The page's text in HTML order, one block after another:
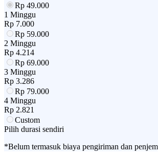
Rp 49.000
1 Minggu
Rp 7.000
Rp 59.000
2 Minggu
Rp 4.214
Rp 69.000
3 Minggu
Rp 3.286
Rp 79.000
4 Minggu
Rp 2.821
Custom
Pilih durasi sendiri
*Belum termasuk biaya pengiriman dan